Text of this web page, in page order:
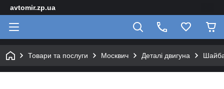
avtomir.zp.ua
Товари та послуги Москвич Деталі двигуна